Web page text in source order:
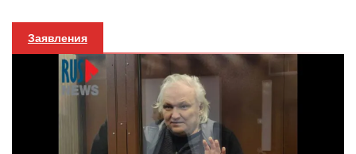
Заявления